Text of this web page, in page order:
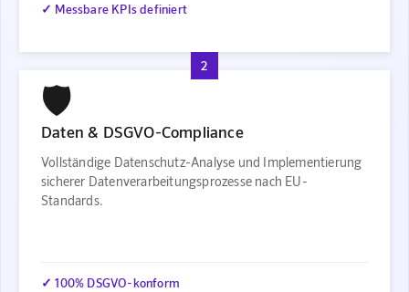
✓ Messbare KPIs definiert
2
🛡️
Daten & DSGVO-Compliance
Vollständige Datenschutz-Analyse und Implementierung
sicherer Datenverarbeitungsprozesse nach EU-
Standards.
✓ 100% DSGVO-konform